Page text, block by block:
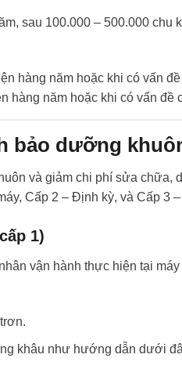
sau 100.000 – 500.000 chu
hàng năm hoặc khi có vấn đề
bảo dưỡng
và giảm chi phí sửa chữa,
Cấp 2 – Định kỳ, và Cấp 3
1)
vận hành thực hiện tại
khâu như hướng dẫn dưới